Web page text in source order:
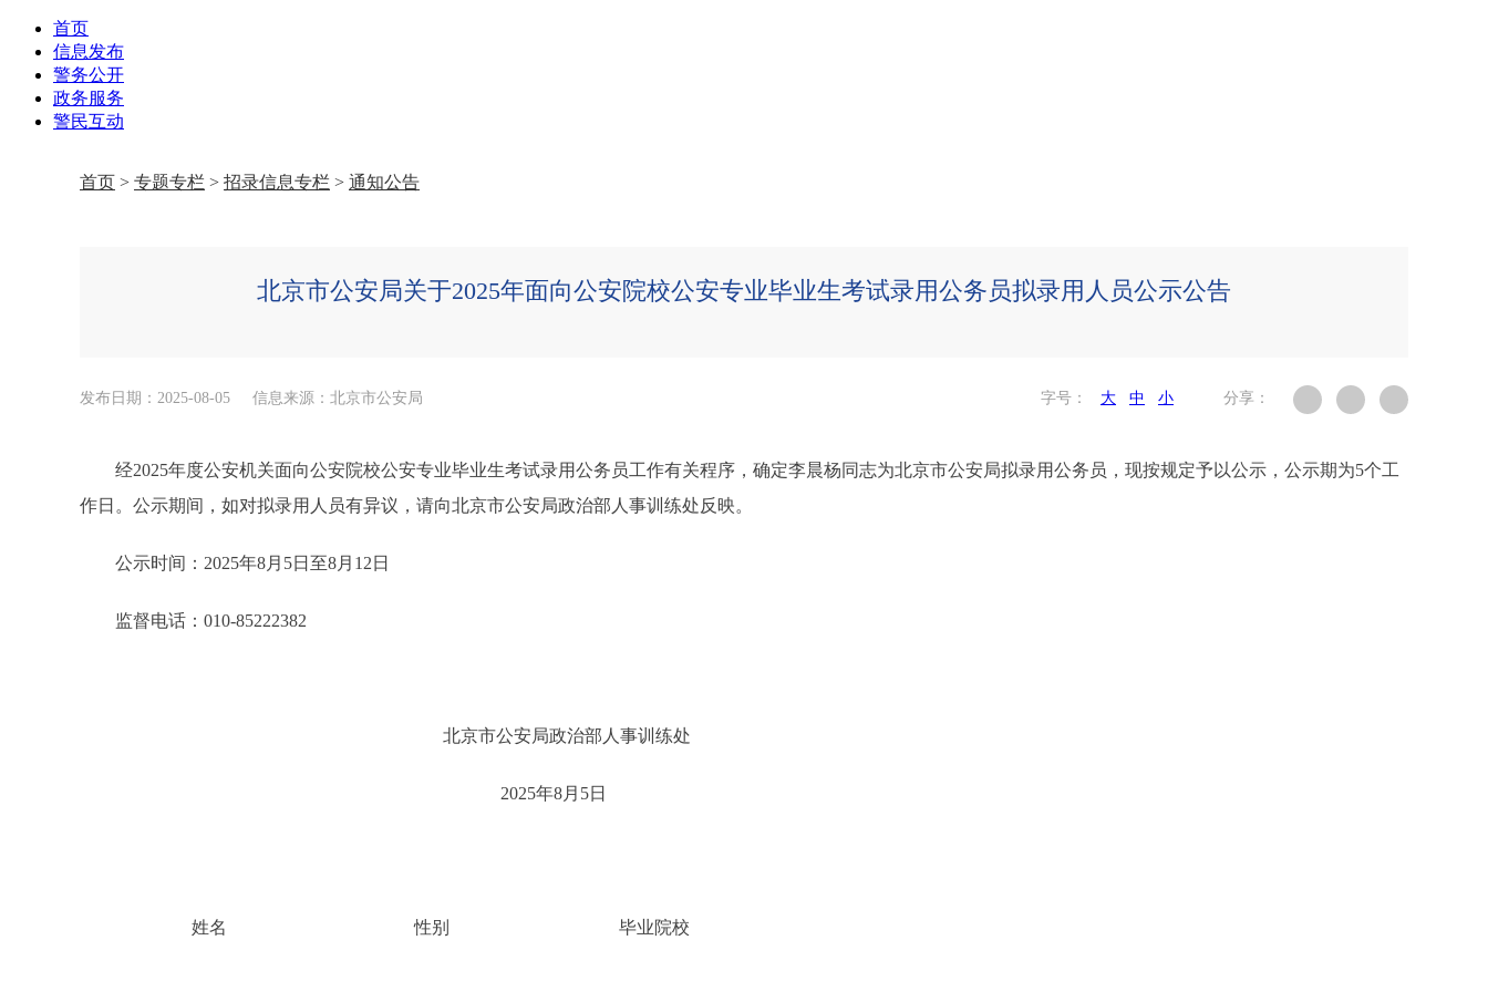
首页
信息发布
警务公开
政务服务
警民互动
首页 > 专题专栏 > 招录信息专栏 > 通知公告
北京市公安局关于2025年面向公安院校公安专业毕业生考试录用公务员拟录用人员公示公告
发布日期：2025-08-05 信息来源：北京市公安局 字号： 大 中 小 分享：
经2025年度公安机关面向公安院校公安专业毕业生考试录用公务员工作有关程序，确定李晨杨同志为北京市公安局拟录用公务员，现按规定予以公示，公示期为5个工
作日。公示期间，如对拟录用人员有异议，请向北京市公安局政治部人事训练处反映。
公示时间：2025年8月5日至8月12日
监督电话：010-85222382
北京市公安局政治部人事训练处
2025年8月5日
姓名 性别 毕业院校